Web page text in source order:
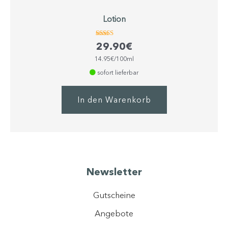
Lotion
Bewertet
mit
4.63
von 5
29.90€
14.95€/100ml
sofort lieferbar
In den Warenkorb
Newsletter
Gutscheine
Angebote